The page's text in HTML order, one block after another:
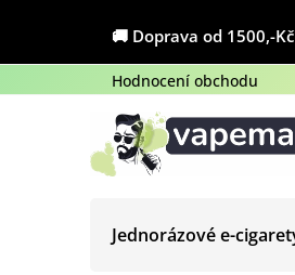
obsah
🚚 Doprava od 1500,-
Hodnocení obchodu
Jednorázové e-